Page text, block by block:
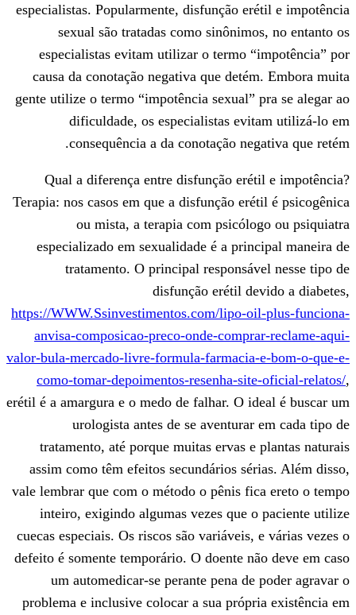
especialistas. Popularmente, disfunção
sexual são tratadas como
especialistas evitam utilizar o termo
causa da conotação negativa que
gente utilize o termo “impotência
dificuldade, os especialistas
consequência a da conotação
Qual a diferença entre disfunção
Terapia: nos casos em que a disfunção
ou mista, a terapia com
especializado em sexualidade é a
tratamento. O principal
disfunção erétil
https://WWW.Ssinvestimentos.com/lipo-
anvisa-composicao-preco-onde-
valor-bula-mercado-livre-formula-
como-tomar-depoimentos-resenha-
erétil é a amargura e o medo de falhar. O
urologista antes de se
tratamento, até porque muitas ervas
assim como têm efeitos secundários
vale lembrar que com o método o pênis
inteiro, exigindo algumas vezes que
cuecas especiais. Os riscos são
defeito é somente temporário. O doente
um automedicar-se perante pena
problema e inclusive colocar a sua